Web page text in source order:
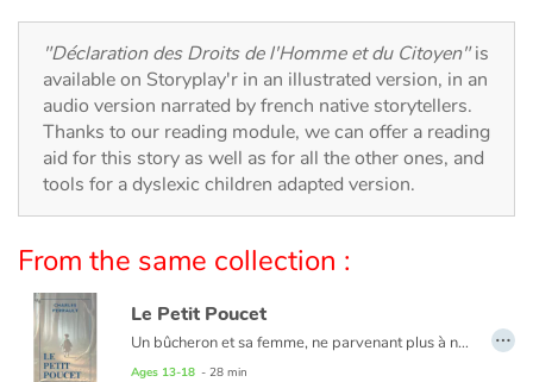
With the family
Daily life and hobbies
At school
Festivals and events
Love and friendship
Social issues
"Déclaration des Droits de l'Homme et du Citoyen"is
available on Storyplay'r in an illustrated version, in an
audio version narrated by french native storytellers.
Thanks to our reading module, we can offer a reading
aid for this story as well as for all the other ones, and
tools for a dyslexic children adapted version.
From the same collection :
Le Petit Poucet
Un bûcheron et sa femme, ne parvenant plus à nourrir leurs sept garçons, se résignent à aller les perdre en forêt. C'est sans compter sur la ruse du benjamin, Petit Poucet, qui les aidera à retrouver leur chemin et à se sauver de l'Ogre !
Ages 13-18 - 28 min
…